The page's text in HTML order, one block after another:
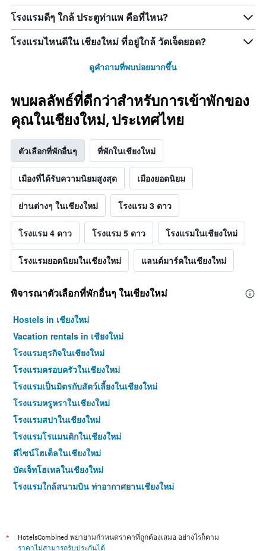
โรงแรมดีๆ ใกล้ ประตูท่าแพ คือที่ไหน?
โรงแรมไหนดีใน เชียงใหม่ ที่อยู่ใกล้ วัดเจ็ดยอด?
ดูคำถามที่พบบ่อยมากขึ้น
พบผลลัพธ์ที่ดีกว่าสำหรับการเข้าพักของ
คุณในเชียงใหม่, ประเทศไทย
ตัวเลือกที่พักอื่นๆ ที่พักในเชียงใหม่
เมืองที่ได้รับความนิยมสูงสุด เมืองยอดนิยม
ย่านต่างๆ ในเชียงใหม่ โรงแรม 3 ดาว
โรงแรม 4 ดาว โรงแรม 5 ดาว โรงแรมในเชียงใหม่
โรงแรมยอดนิยมในเชียงใหม่ แลนด์มาร์คในเชียงใหม่
พิจารณาตัวเลือกที่พักอื่นๆ ในเชียงใหม่
Hostels in เชียงใหม่
Vacation rentals in เชียงใหม่
โรงแรมธุรกิจในเชียงใหม่
โรงแรมครอบครัวในเชียงใหม่
โรงแรมเป็นมิตรกับสัตว์เลี้ยงในเชียงใหม่
โรงแรมหรูหราในเชียงใหม่
โรงแรมสปาในเชียงใหม่
โรงแรมโรแมนติกในเชียงใหม่
ดีไซน์โฮเต็ลในเชียงใหม่
บัดเจ็ทโฮเทลในเชียงใหม่
โรงแรมใกล้สนามบิน ท่าอากาศยานเชียงใหม่
*
HotelsCombined พยายามกำหนดราคาที่ถูกต้องเสมอ อย่างไรก็ตาม
ราคาไม่สามารถรับประกันได้